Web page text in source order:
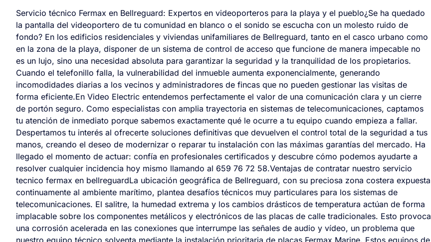
Servicio técnico Fermax en Bellreguard: Expertos en videoporteros para la playa y el pueblo¿Se ha quedado
la pantalla del videoportero de tu comunidad en blanco o el sonido se escucha con un molesto ruido de
fondo? En los edificios residenciales y viviendas unifamiliares de Bellreguard, tanto en el casco urbano como
en la zona de la playa, disponer de un sistema de control de acceso que funcione de manera impecable no
es un lujo, sino una necesidad absoluta para garantizar la seguridad y la tranquilidad de los propietarios.
Cuando el telefonillo falla, la vulnerabilidad del inmueble aumenta exponencialmente, generando
incomodidades diarias a los vecinos y administradores de fincas que no pueden gestionar las visitas de
forma eficiente.En Video Electric entendemos perfectamente el valor de una comunicación clara y un cierre
de portón seguro. Como especialistas con amplia trayectoria en sistemas de telecomunicaciones, captamos
tu atención de inmediato porque sabemos exactamente qué le ocurre a tu equipo cuando empieza a fallar.
Despertamos tu interés al ofrecerte soluciones definitivas que devuelven el control total de la seguridad a tus
manos, creando el deseo de modernizar o reparar tu instalación con las máximas garantías del mercado. Ha
llegado el momento de actuar: confía en profesionales certificados y descubre cómo podemos ayudarte a
resolver cualquier incidencia hoy mismo llamando al 659 76 72 58.Ventajas de contratar nuestro servicio
tecnico fermax en bellreguardLa ubicación geográfica de Bellreguard, con su preciosa zona costera expuesta
continuamente al ambiente marítimo, plantea desafíos técnicos muy particulares para los sistemas de
telecomunicaciones. El salitre, la humedad extrema y los cambios drásticos de temperatura actúan de forma
implacable sobre los componentes metálicos y electrónicos de las placas de calle tradicionales. Esto provoca
una corrosión acelerada en las conexiones que interrumpe las señales de audio y vídeo, un problema que